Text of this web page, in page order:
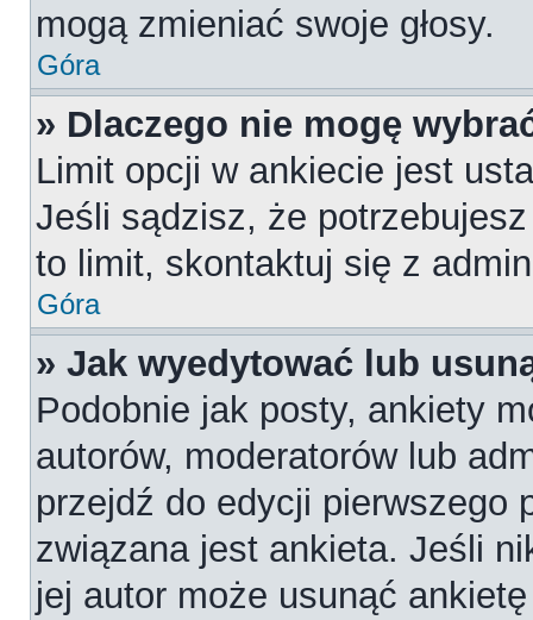
mogą zmieniać swoje głosy.
Góra
» Dlaczego nie mogę
Limit opcji w ankiecie jest
Jeśli sądzisz, że
to limit, skontaktuj się z
Góra
» Jak wyedytować lub
Podobnie jak posty, ankiety
autorów, moderatorów lub
przejdź do edycji pierwszego
związana jest ankieta. Jeśli
jej autor może usunąć